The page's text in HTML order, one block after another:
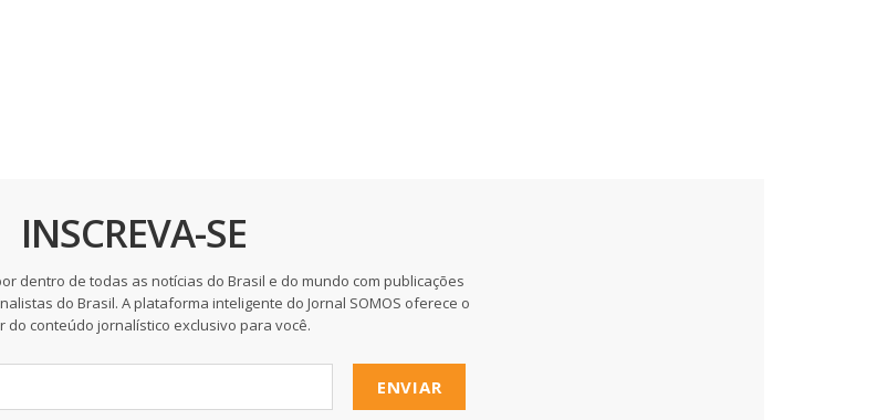
INSCREVA-SE
dentro de todas as notícias do Brasil e do mundo com publicações
do Brasil. A plataforma inteligente do Jornal SOMOS oferece o
do conteúdo jornalístico exclusivo para você.
ENVIAR